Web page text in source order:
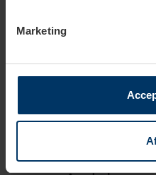
Marketing
1.499,00 DKK